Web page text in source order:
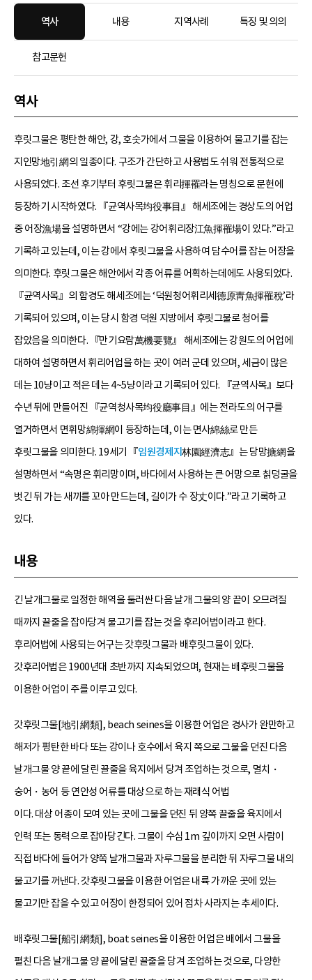
역사 내용 지역사례 특징 및 의의
참고문헌
역사
후릿그물은 평탄한 해안, 강, 호숫가에서 그물을 이용하여 물고기를 잡는
지인망地引網의 일종이다. 구조가 간단하고 사용법도 쉬워 전통적으로
사용되었다. 조선 후기부터 후릿그물은 휘리揮罹라는 명칭으로 문헌에
등장하기 시작하였다. 『균역사목均役事目』 해세조에는 경상도의 어업
중 어장漁場을 설명하면서 “강에는 강어휘리장江魚揮罹場이 있다.”라고
기록하고 있는데, 이는 강에서 후릿그물을 사용하여 담수어를 잡는 어장을
의미한다. 후릿그물은 해안에서 각종 어류를 어획하는데에도 사용되었다.
『균역사목』의 함경도 해세조에는 ‘덕원청어휘리세德原靑魚揮罹稅’라
기록되어 있으며, 이는 당시 함경 덕원 지방에서 후릿그물로 청어를
잡았음을 의미한다. 『만기요람萬機要覽』 해세조에는 강원도의 어업에
대하여 설명하면서 휘리어업을 하는 곳이 여러 군데 있으며, 세금이 많은
데는 10냥이고 적은 데는 4~5냥이라고 기록되어 있다. 『균역사목』보다
수년 뒤에 만들어진 『균역청사목均役廳事目』에는 전라도의 어구를
열거하면서 면휘망綿揮網이 등장하는데, 이는 면사綿絲로 만든
후릿그물을 의미한다. 19세기 『임원경제지林園經濟志』는 당망搪網을
설명하면서 “속명은 휘리망이며, 바다에서 사용하는 큰 어망으로 칡덩굴을
벗긴 뒤 가는 새끼를 꼬아 만드는데, 길이가 수 장丈이다.”라고 기록하고
있다.
내용
긴 날개그물로 일정한 해역을 둘러싼 다음 날개 그물의 양 끝이 오므려질
때까지 끌줄을 잡아당겨 물고기를 잡는 것을 후리어법이라고 한다.
후리어법에 사용되는 어구는 갓후릿그물과 배후릿그물이 있다.
갓후리어법은 1900년대 초반까지 지속되었으며, 현재는 배후릿그물을
이용한 어업이 주를 이루고 있다.
갓후릿그물[地引網類], beach seines을 이용한 어업은 경사가 완만하고
해저가 평탄한 바다 또는 강이나 호수에서 육지 쪽으로 그물을 던진 다음
날개그물 양 끝에 달린 끌줄을 육지에서 당겨 조업하는 것으로, 멸치・
숭어・농어 등 연안성 어류를 대상으로 하는 재래식 어법
이다. 대상 어종이 모여 있는 곳에 그물을 던진 뒤 양쪽 끌줄을 육지에서
인력 또는 동력으로 잡아당긴다. 그물이 수심 1m 깊이까지 오면 사람이
직접 바다에 들어가 양쪽 날개그물과 자루그물을 분리한 뒤 자루그물 내의
물고기를 꺼낸다. 갓후릿그물을 이용한 어업은 내륙 가까운 곳에 있는
물고기만 잡을 수 있고 어장이 한정되어 있어 점차 사라지는 추세이다.
배후릿그물[船引網類], boat seines을 이용한 어업은 배에서 그물을
펼친 다음 날개그물 양 끝에 달린 끌줄을 당겨 조업하는 것으로, 다양한